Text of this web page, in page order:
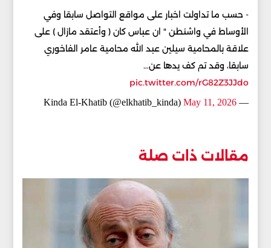
- حسب ما تداولت اخبار على مواقع التواصل سابقا وفي
الأوساط في واشنطن " ان عباس كان ( وأعتقد مازال ) على
علاقة بالمحامية سيلين عبد الله محامية عامر الفاخوري
سابقا، وقد تم كف يدها عن…
pic.twitter.com/rG82Z3JJdo
— Kinda El-Khatib (@elkhatib_kinda)
May 11, 2026
مقالات ذات صلة